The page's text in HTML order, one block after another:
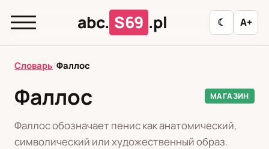
abc. S69 .pl ☾ A+
Л
М Н О П Р С Т
У
Словарь/Фаллос
Фаллос МАГАЗИН
Фаллос обозначает пенис как анатомический,
символический или художественный образ.